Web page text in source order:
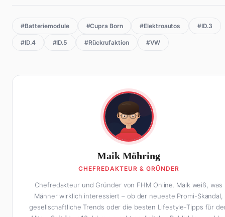
#Batteriemodule #Cupra Born #Elektroautos #ID.3
#ID.4 #ID.5 #Rückrufaktion #VW
Maik Möhring
CHEFREDAKTEUR & GRÜNDER
Chefredakteur und Gründer von FHM Online. Maik weiß, was
Männer wirklich interessiert – ob der neueste Promi-Skandal,
gesellschaftliche Trends oder die besten Lifestyle-Tipps für